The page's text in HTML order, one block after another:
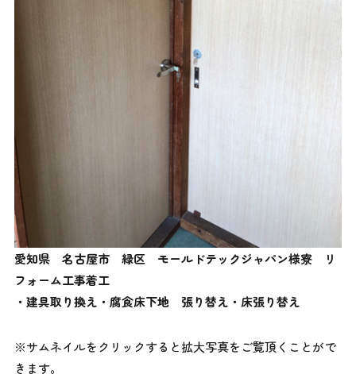
愛知県 名古屋市 緑区 モールドテックジャパン様寮 リ
フォーム工事着工
・建具取り換え・腐食床下地 張り替え・床張り替え
※サムネイルをクリックすると拡大写真をご覧頂くことがで
きます。